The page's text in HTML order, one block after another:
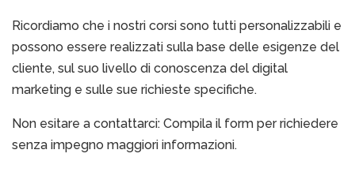
Ricordiamo che i nostri corsi sono tutti personalizzabili e
possono essere realizzati sulla base delle esigenze del
cliente, sul suo livello di conoscenza del digital
marketing e sulle sue richieste specifiche.
Non esitare a contattarci: Compila il form per richiedere
senza impegno maggiori informazioni.